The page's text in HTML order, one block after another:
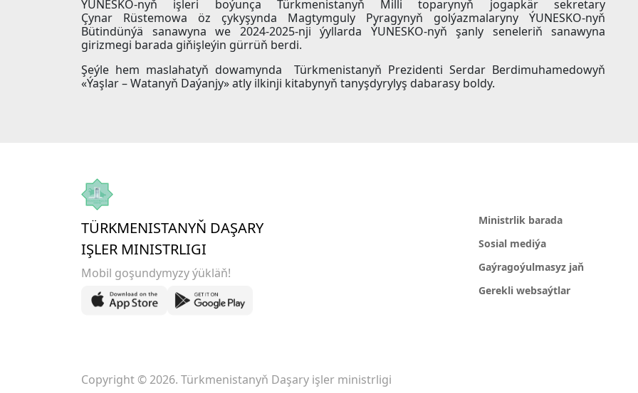
ÝUNESKO-nyň işleri boýunça Türkmenistanyň Milli toparynyň jogapkär sekretary
Çynar Rüstemowa öz çykyşynda Magtymguly Pyragynyň golýazmalaryny ÝUNESKO-nyň
Bütindünýä sanawyna we 2024-2025-nji ýyllarda ÝUNESKO-nyň şanly seneleriň sanawyna
girizmegi barada giňişleýin gürrüň berdi.
Şeýle hem maslahatyň dowamynda Türkmenistanyň Prezidenti Serdar Berdimuhamedowyň
«Ýaşlar – Watanyň Daýanjy» atly ilkinji kitabynyň tanyşdyrylyş dabarasy boldy.
TÜRKMENISTANYŇ DAŞARY
IŞLER MINISTRLIGI
Mobil goşundymyzy ýükläň!
Ministrlik barada
Sosial mediýa
Gaýragoýulmasyz jaň
Gerekli websaýtlar
Copyright © 2026. Türkmenistanyň Daşary işler ministrligi